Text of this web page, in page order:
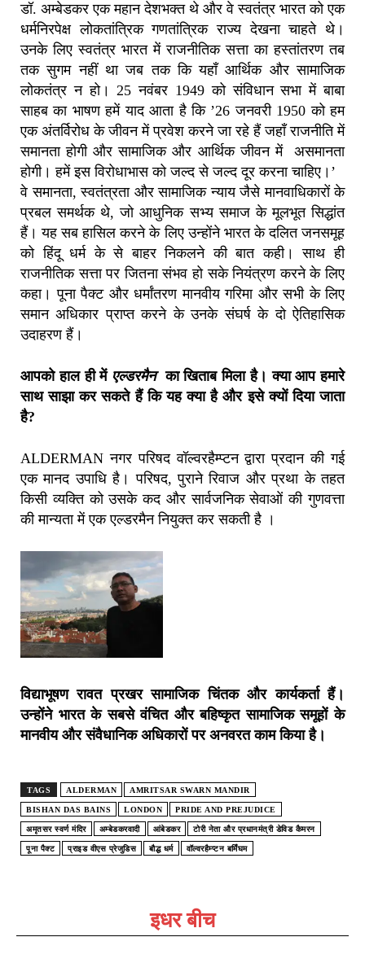
इधर बीच
डॉ. अम्बेडकर एक महान देशभक्त थे और वे स्वतंत्र भारत को एक
धर्मनिरपेक्ष लोकतांत्रिक गणतांत्रिक राज्य देखना चाहते थे।
उनके लिए स्वतंत्र भारत में राजनीतिक सत्ता का हस्तांतरण तब
तक सुगम नहीं था जब तक कि यहाँ आर्थिक और सामाजिक
लोकतंत्र न हो। 25 नवंबर 1949 को संविधान सभा में बाबा
साहब का भाषण हमें याद आता है कि ’26 जनवरी 1950 को हम
एक अंतर्विरोध के जीवन में प्रवेश करने जा रहे हैं जहाँ राजनीति में
समानता होगी और सामाजिक और आर्थिक जीवन में असमानता
होगी। हमें इस विरोधाभास को जल्द से जल्द दूर करना चाहिए।’
वे समानता, स्वतंत्रता और सामाजिक न्याय जैसे मानवाधिकारों के
प्रबल समर्थक थे, जो आधुनिक सभ्य समाज के मूलभूत सिद्धांत
हैं। यह सब हासिल करने के लिए उन्होंने भारत के दलित जनसमूह
को हिंदू धर्म के से बाहर निकलने की बात कही। साथ ही
राजनीतिक सत्ता पर जितना संभव हो सके नियंत्रण करने के लिए
कहा। पूना पैक्ट और धर्मांतरण मानवीय गरिमा और सभी के लिए
समान अधिकार प्राप्त करने के उनके संघर्ष के दो ऐतिहासिक
उदाहरण हैं।
आपको हाल ही में एल्डरमैन का खिताब मिला है। क्या आप हमारे
साथ साझा कर सकते हैं कि यह क्या है और इसे क्यों दिया जाता
है?
ALDERMAN नगर परिषद वॉल्वरहैम्प्टन द्वारा प्रदान की गई
एक मानद उपाधि है। परिषद, पुराने रिवाज और प्रथा के तहत
किसी व्यक्ति को उसके कद और सार्वजनिक सेवाओं की गुणवत्ता
की मान्यता में एक एल्डरमैन नियुक्त कर सकती है ।
विद्याभूषण रावत प्रखर सामाजिक चिंतक और कार्यकर्ता हैं।
उन्होंने भारत के सबसे वंचित और बहिष्कृत सामाजिक समूहों के
मानवीय और संवैधानिक अधिकारों पर अनवरत काम किया है।
TAGS ALDERMAN AMRITSAR SWARN MANDIR
BISHAN DAS BAINS LONDON PRIDE AND PREJUDICE
अमृतसर स्वर्ण मंदिर अम्बेडकरवादी आंबेडकर टोरी नेता और प्रधानमंत्री डेविड कैमरन
पूना पैक्ट प्राइड वीएस प्रेजुडिस बौद्ध धर्म वॉल्वरहैम्प्टन बर्मिंघम